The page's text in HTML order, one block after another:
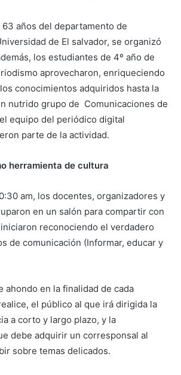
63 años del departamento de
de El salvador, se organizó
los estudiantes de 4º año de
aprovecharon, enriqueciendo
conocimientos adquiridos hasta la
nutrido grupo de Comunicaciones de
equipo del periódico digital
parte de la actividad.
herramienta de cultura
am, los docentes, organizadores y
en un salón para compartir con
reconociendo el verdadero
de comunicación (Informar, educar y
ahondo en la finalidad de cada
el público al que irá dirigida la
a corto y largo plazo, y la
debe adquirir un corresponsal al
sobre temas delicados.